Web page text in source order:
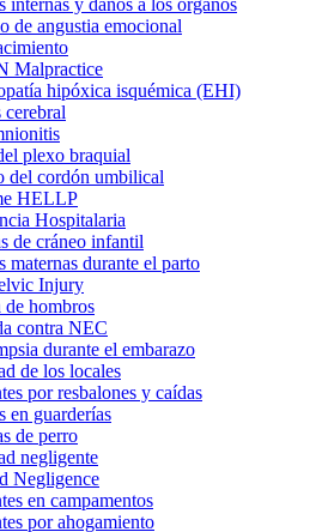
internas y daños a los órganos
de angustia emocional
Malpractice
hipóxica isquémica (EHI)
cerebral
plexo braquial
del cordón umbilical
HELLP
Hospitalaria
de cráneo infantil
maternas durante el parto
Injury
hombros
contra NEC
durante el embarazo
de los locales
por resbalones y caídas
en guarderías
de perro
negligente
Negligence
en campamentos
por ahogamiento